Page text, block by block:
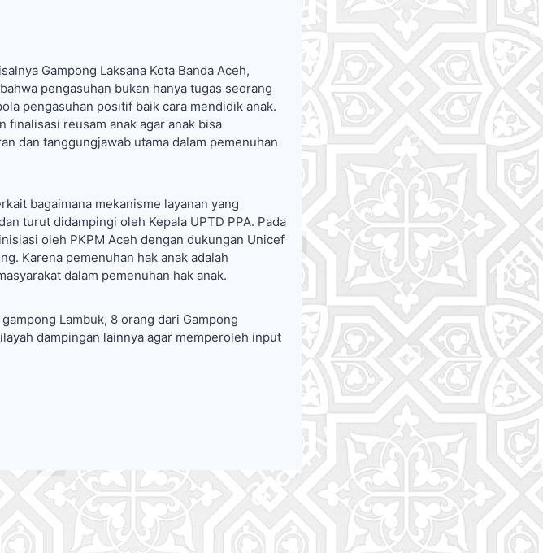
Gampong Laksana Kota Banda Aceh,
pengasuhan bukan hanya tugas seorang
pengasuhan positif baik cara mendidik anak.
finalisasi reusam anak agar anak bisa
dan tanggungjawab utama dalam pemenuhan
bagaimana mekanisme layanan yang
turut didampingi oleh Kepala UPTD PPA. Pada
oleh PKPM Aceh dengan dukungan Unicef
Karena pemenuhan hak anak adalah
dalam pemenuhan hak anak.
Lambuk, 8 orang dari Gampong
dampingan lainnya agar memperoleh input